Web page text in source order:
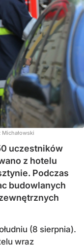
Michałowski
uczestników
z hotelu
Podczas
budowlanych
(8 sierpnia).
wraz